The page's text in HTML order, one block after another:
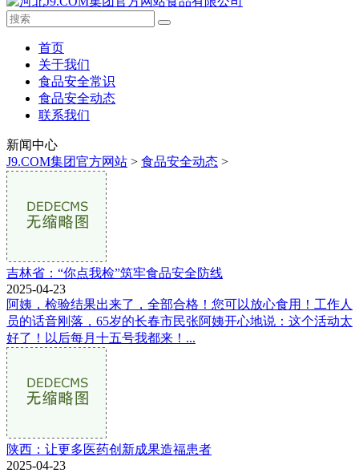
首页
关于我们
食品安全常识
食品安全动态
联系我们
新闻中心
J9.COM集团官方网站 > 食品安全动态 >
吉林省：“你点我检”筑牢食品安全防线
2025-04-23
阿姨，检验结果出来了，全部合格！您可以放心食用！工作人
员的话音刚落，65岁的长春市民张阿姨开心地说：这个活动太
好了！以后每月十五号我都来！...
陕西：让更多医药创新成果造福患者
2025-04-23